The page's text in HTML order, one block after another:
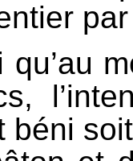
qu’au
béni